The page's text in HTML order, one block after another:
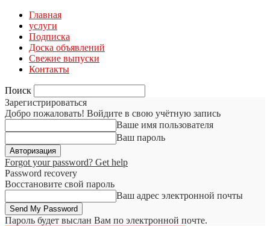
Главная
услуги
Подписка
Доска объявлений
Свежие выпуски
Контакты
Поиск
Зарегистрироваться
Добро пожаловать! Войдите в свою учётную запись
Ваше имя пользователя
Ваш пароль
Forgot your password? Get help
Password recovery
Восстановите свой пароль
Ваш адрес электронной почты
Пароль будет выслан Вам по электронной почте.